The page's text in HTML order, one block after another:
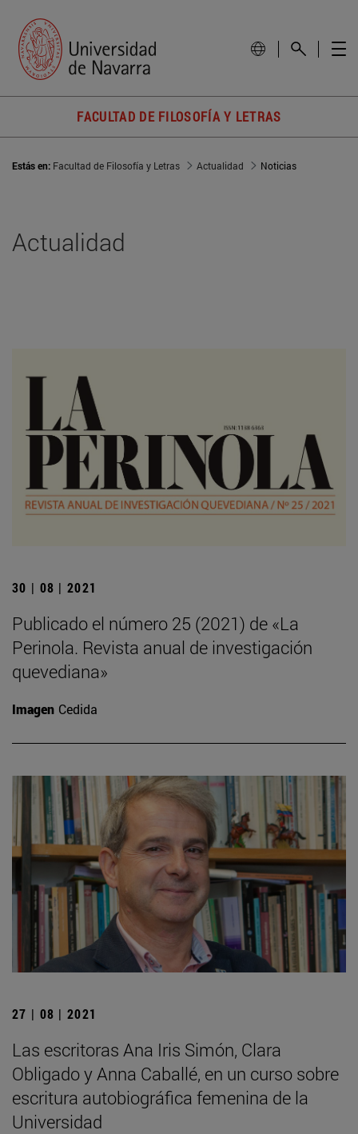
FACULTAD DE FILOSOFÍA Y LETRAS
Estás en: Facultad de Filosofía y Letras Actualidad Noticias
Actualidad
30 | 08 | 2021
Publicado el número 25 (2021) de «La
Perinola. Revista anual de investigación
quevediana»
Imagen Cedida
27 | 08 | 2021
Las escritoras Ana Iris Simón, Clara
Obligado y Anna Caballé, en un curso sobre
escritura autobiográfica femenina de la
Universidad